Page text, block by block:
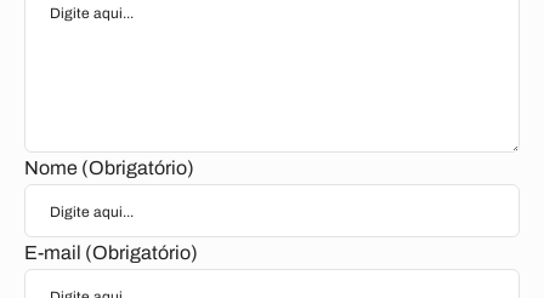
Nome (Obrigatório)
E-mail (Obrigatório)